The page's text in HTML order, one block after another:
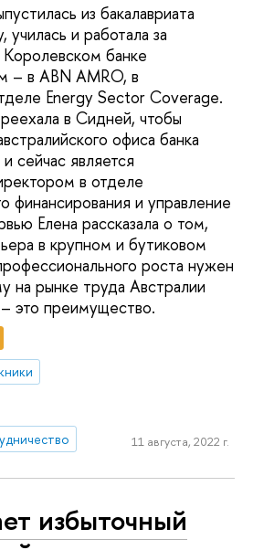
из бакалавриата
и работала за
банке
– в ABN AMRO, в
Energy Sector Coverage.
в Сидней, чтобы
офиса банка
сейчас является
в отделе
финансирования и управление
Елена рассказала о том,
в крупном и бутиковом
роста нужен
на рынке труда Австралии
это преимущество.
11 августа, 2022 г.
избыточный